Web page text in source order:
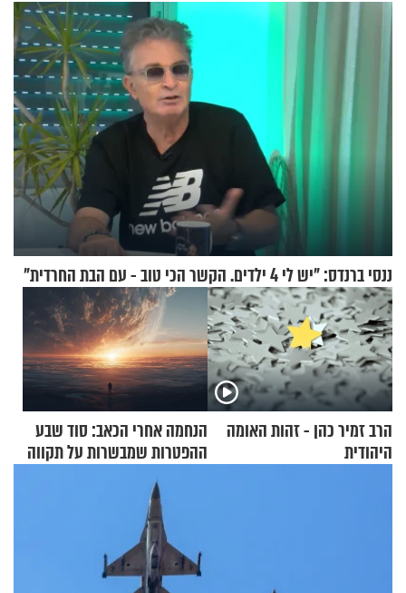
אנשי מילואים
ננסי ברנדס: "יש לי 4 ילדים. הקשר הכי טוב - עם הבת החרדית"
הרב זמיר כהן - זהות האומה
היהודית
הנחמה אחרי הכאב: סוד שבע
ההפטרות שמבשרות על תקווה